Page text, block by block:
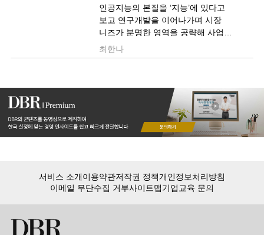
인공지능의 본질을 ‘지능’에 있다고
보고 연구개발을 이어나가며 시장
니즈가 분명한 영역을 공략해 사업
다각화를 이뤄낸 무하유의 성공 비결을
짚어봅니다.
최한나
서비스 소개이용약관저작권 정책개인정보처리방침
이메일 무단수집 거부사이트맵기업교육 문의